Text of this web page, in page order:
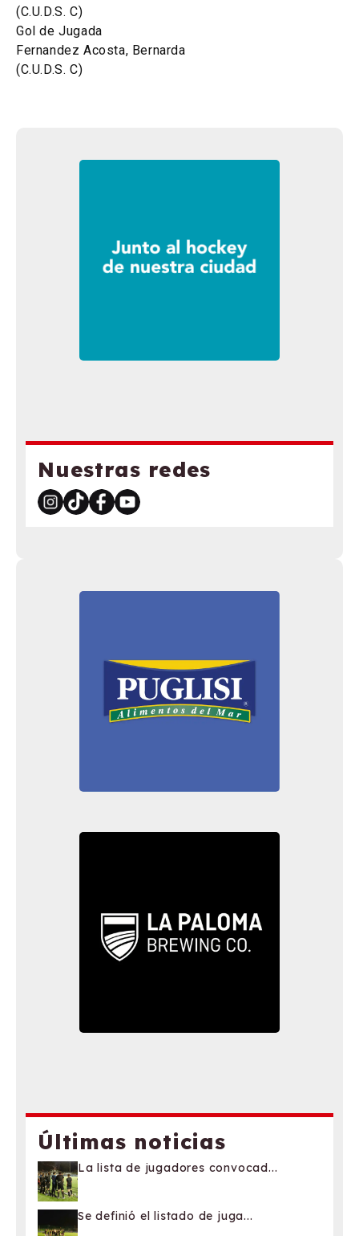
Nuestras redes
(C.U.D.S. C)
Gol de Jugada
Fernandez Acosta, Bernarda
(C.U.D.S. C)
Últimas noticias
La lista de jugadores convocad...
Se definió el listado de juga...